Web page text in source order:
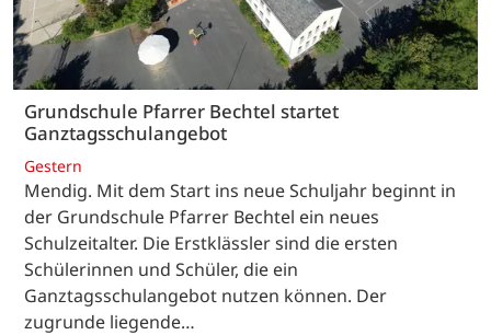
Grundschule Pfarrer Bechtel startet
Ganztagsschulangebot
Gestern
Mendig. Mit dem Start ins neue Schuljahr beginnt in
der Grundschule Pfarrer Bechtel ein neues
Schulzeitalter. Die Erstklässler sind die ersten
Schülerinnen und Schüler, die ein
Ganztagsschulangebot nutzen können. Der
zugrunde liegende…